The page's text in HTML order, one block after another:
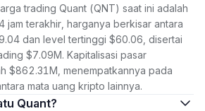
trading Quant (QNT) saat ini adalah
jam terakhir, harganya berkisar antara
dan level tertinggi $60.06, disertai
$7.09M. Kapitalisasi pasar
$862.31M, menempatkannya pada
mata uang kripto lainnya.
Quant?